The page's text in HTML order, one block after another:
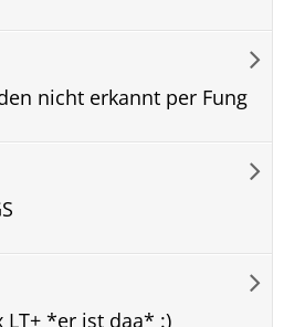
nicht erkannt per Fung
LT+ *er ist daa* :)